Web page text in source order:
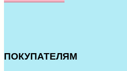
ПОКУПАТЕЛЯМ